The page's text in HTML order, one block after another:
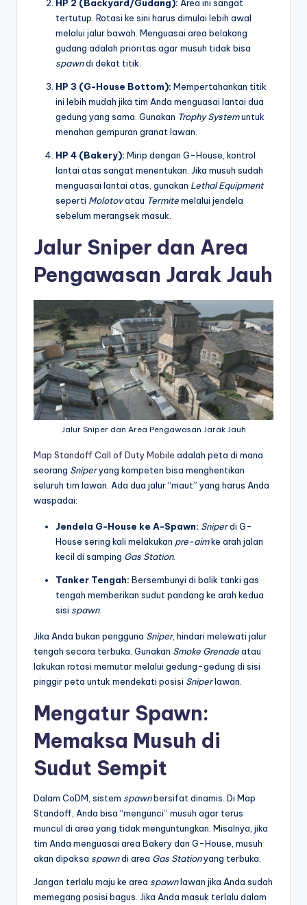
HP 2 (Backyard/Gudang): Area ini sangat
tertutup. Rotasi ke sini harus dimulai lebih awal
melalui jalur bawah. Menguasai area belakang
gudang adalah prioritas agar musuh tidak bisa
spawndi dekat titik.
HP 3 (G-House Bottom): Mempertahankan titik
ini lebih mudah jika tim Anda menguasai lantai dua
gedung yang sama. Gunakan Trophy Systemuntuk
menahan gempuran granat lawan.
HP 4 (Bakery): Mirip dengan G-House, kontrol
lantai atas sangat menentukan. Jika musuh sudah
menguasai lantai atas, gunakan Lethal Equipment
seperti Molotovatau Termitemelalui jendela
sebelum merangsek masuk.
Jalur Sniper dan Area
Pengawasan Jarak Jauh
Jalur Sniper dan Area Pengawasan Jarak Jauh
Map Standoff Call of Duty Mobile adalah peta di mana
seorang Sniperyang kompeten bisa menghentikan
seluruh tim lawan. Ada dua jalur “maut” yang harus Anda
waspadai:
Jendela G-House ke A-Spawn: Sniperdi G-
House sering kali melakukan pre-aimke arah jalan
kecil di samping Gas Station.
Tanker Tengah: Bersembunyi di balik tanki gas
tengah memberikan sudut pandang ke arah kedua
sisi spawn.
Jika Anda bukan pengguna Sniper, hindari melewati jalur
tengah secara terbuka. Gunakan Smoke Grenadeatau
lakukan rotasi memutar melalui gedung-gedung di sisi
pinggir peta untuk mendekati posisi Sniperlawan.
Mengatur Spawn:
Memaksa Musuh di
Sudut Sempit
Dalam CoDM, sistem spawnbersifat dinamis. Di Map
Standoff, Anda bisa “mengunci” musuh agar terus
muncul di area yang tidak menguntungkan. Misalnya, jika
tim Anda menguasai area Bakery dan G-House, musuh
akan dipaksa spawndi area Gas Stationyang terbuka.
Jangan terlalu maju ke area spawnlawan jika Anda sudah
memegang posisi bagus. Jika Anda masuk terlalu dalam